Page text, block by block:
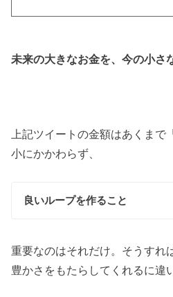
未来の大きなお金を、今の小さ
上記ツイートの金額はあくまで
小にかかわらず、
良いループを作ること
重要なのはそれだけ。そうすれ
豊かさをもたらしてくれるに違